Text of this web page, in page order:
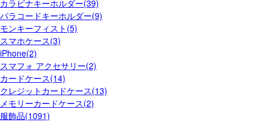
カラビナキーホルダー(39)
パラコードキーホルダー(9)
モンキーフィスト(5)
スマホケース(3)
iPhone(2)
スマフォ アクセサリー(2)
カードケース(14)
クレジットカードケース(13)
メモリーカードケース(2)
服飾品(1091)